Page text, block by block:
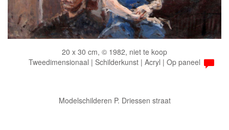
20 x 30 cm, © 1982, niet te koop
Tweedimensionaal | Schilderkunst | Acryl | Op paneel
Modelschilderen P. Driessen straat